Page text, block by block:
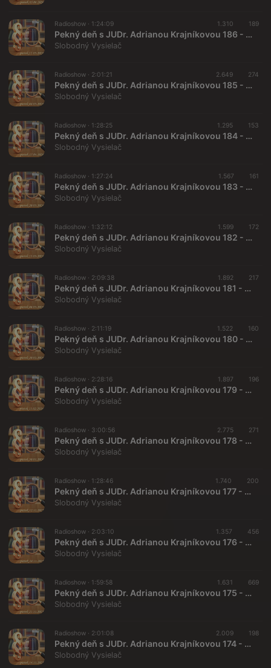
Radioshow · 1:24:09 1.310 189
Pekný deň s JUDr. Adrianou Krajníkovou 186 - 2026-05-22
Slobodný Vysielač
Radioshow · 2:01:21 2.649 274
Pekný deň s JUDr. Adrianou Krajníkovou 185 - 2026-05-08 „Nový projekt – veterné turbíny na celom Slovensku“
Slobodný Vysielač
Radioshow · 1:28:25 1.295 153
Pekný deň s JUDr. Adrianou Krajníkovou 184 - 2026-04-17 „Deti ako obeť štátnych úradníkov“ – 3. časť
Slobodný Vysielač
Radioshow · 1:27:24 1.567 161
Pekný deň s JUDr. Adrianou Krajníkovou 183 - 2026-03-20
Slobodný Vysielač
Radioshow · 1:32:12 1.599 172
Pekný deň s JUDr. Adrianou Krajníkovou 182 - 2026-03-13
Slobodný Vysielač
Radioshow · 2:09:38 1.892 217
Pekný deň s JUDr. Adrianou Krajníkovou 181 - 2026-03-06 Štefan Harabin
Slobodný Vysielač
Radioshow · 2:11:19 1.522 160
Pekný deň s JUDr. Adrianou Krajníkovou 180 - 2026-02-20
Slobodný Vysielač
Radioshow · 2:28:16 1.897 196
Pekný deň s JUDr. Adrianou Krajníkovou 179 - 2026-02-13
Slobodný Vysielač
Radioshow · 3:00:56 2.775 271
Pekný deň s JUDr. Adrianou Krajníkovou 178 - 2026-01-30 Rudolf Vítkovič a Štefan Harabin
Slobodný Vysielač
Radioshow · 1:28:46 1.740 200
Pekný deň s JUDr. Adrianou Krajníkovou 177 - 2025-12-12
Slobodný Vysielač
Radioshow · 2:03:10 1.357 456
Pekný deň s JUDr. Adrianou Krajníkovou 176 - 2025-11-28 Rozsudok ESĽP o uznaní manželstva párov rovnakého pohlavia
Slobodný Vysielač
Radioshow · 1:59:58 1.631 669
Pekný deň s JUDr. Adrianou Krajníkovou 175 - 2025-11-21 Pokrivené slovenské súdnictvo
Slobodný Vysielač
Radioshow · 2:01:08 2.009 198
Pekný deň s JUDr. Adrianou Krajníkovou 174 - 2025-11-14
Slobodný Vysielač